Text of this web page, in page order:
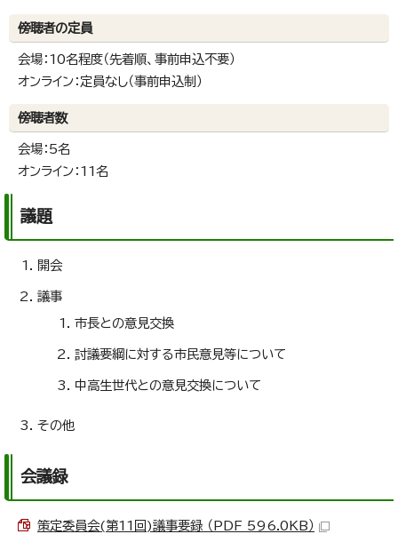
傍聴者の定員
会場：10名程度（先着順、事前申込不要）
オンライン：定員なし（事前申込制）
傍聴者数
会場：5名
オンライン：11名
議題
開会
議事
市長との意見交換
討議要綱に対する市民意見等について
中高生世代との意見交換について
その他
会議録
策定委員会(第11回)議事要録 （PDF 596.0KB）